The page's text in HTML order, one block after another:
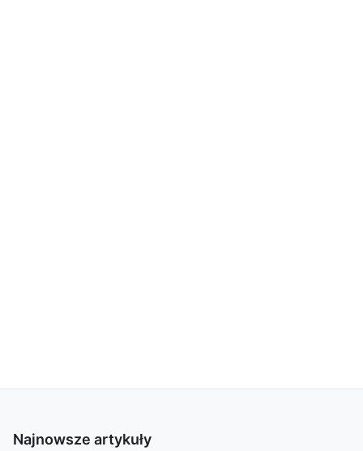
Najnowsze artykuły